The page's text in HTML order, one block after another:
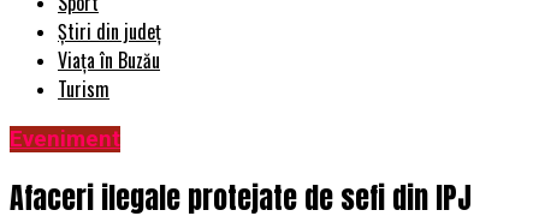
Știri din județ
Viața în Buzău
Turism
Eveniment
Afaceri ilegale protejate de sefi din IPJ